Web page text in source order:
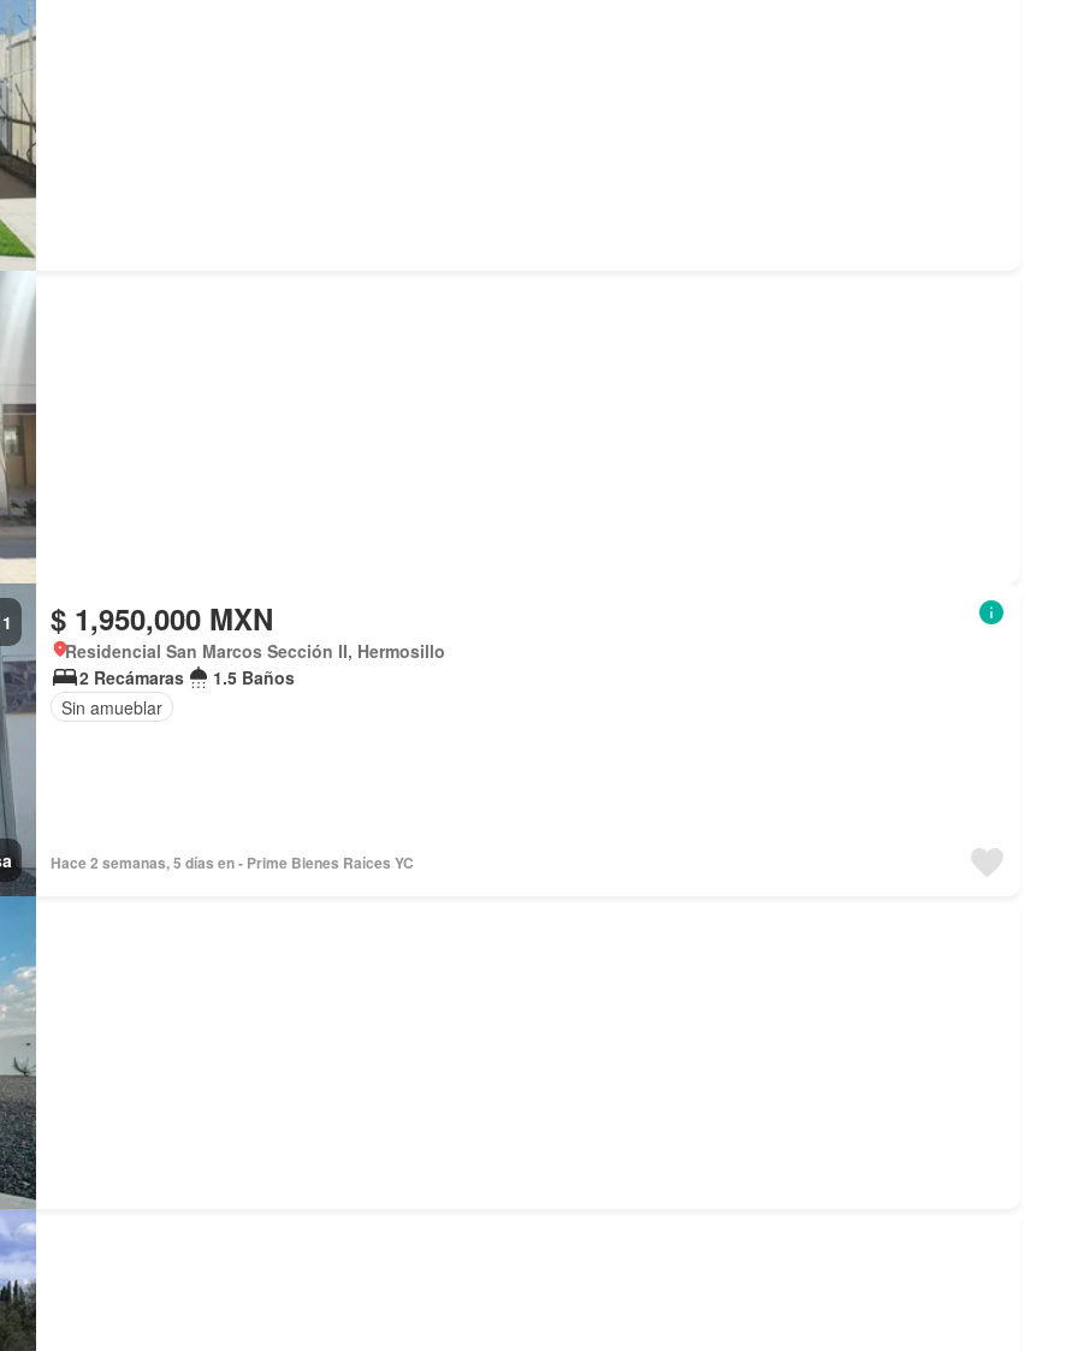
1 $ 1,950,000 MXN
Residencial San Marcos Sección II, Hermosillo
2 Recámaras
1.5 Baños
Sin amueblar
Hace 2 semanas, 5 días en - Prime Bienes Raíces YC